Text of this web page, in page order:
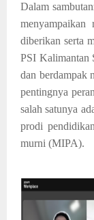
Dalam
menyampaikan
diberikan serta
PSI Kalimantan
dan berdampak
pentingnya
salah satunya
prodi
murni (MIPA).